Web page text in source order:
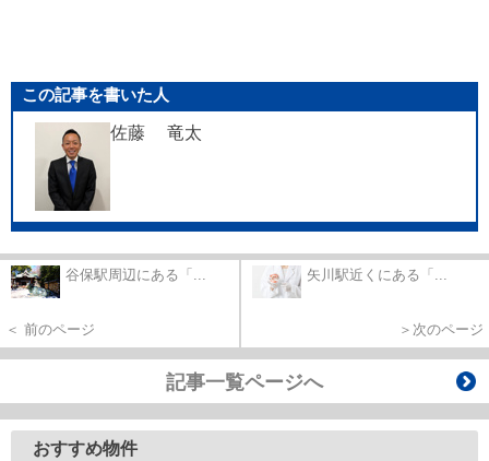
この記事を書いた人
佐藤 竜太
谷保駅周辺にある「...
＜ 前のページ
矢川駅近くにある「...
＞次のページ
記事一覧ページへ
おすすめ物件